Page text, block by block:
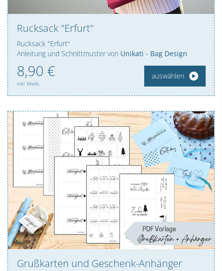
Rucksack "Erfurt"
Rucksack "Erfurt"
Anleitung und Schnittmuster von Unikati - Bag Design
8,90 €
inkl. MwSt.
auswählen
Grußkarten und Geschenk-Anhänger